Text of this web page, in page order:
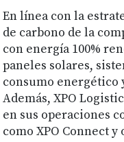
En línea con la
de carbono de la
con energía 100%
paneles solares,
consumo energético
Además, XPO
en sus operaciones
como XPO Connect